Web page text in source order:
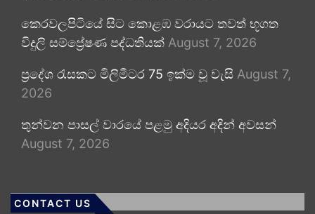
කෙරවලපිටියේ සිට කොළඹ වරායට තවත් භූගත
විදුලි සම්ප්‍රේෂණ පද්ධතියක් August 7, 2026
ප්‍රදේශ රැසකට මිලිමීටර 75 ඉක්ම වූ වැසි August 7,
2026
තුන්වන පාසල් වාරයේ පළමු අදියර අදින් අවසන්
August 7, 2026
CONTACT US